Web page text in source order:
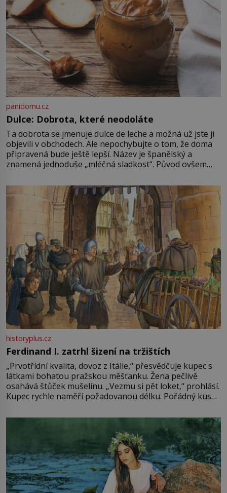
panidomu.cz
Dulce: Dobrota, které neodoláte
Ta dobrota se jmenuje dulce de leche a možná už jste ji
objevili v obchodech. Ale nepochybujte o tom, že doma
připravená bude ještě lepší. Název je španělský a
znamená jednoduše „mléčná sladkost“. Původ ovšem
pře hned několik latinskoamerických zemí a k tomu
Francie, kde se traduje,
historyplus.cz
Ferdinand I. zatrhl šizení na tržištích
„Prvotřídní kvalita, dovoz z Itálie,“ přesvědčuje kupec s
látkami bohatou pražskou měšťanku. Žena pečlivě
osahává štůček mušelínu. „Vezmu si pět loket,“ prohlásí.
Kupec rychle naměří požadovanou délku. Pořádný kus
milostpaní. Stačí jenom na sukni,“ zhodnotí švadlena
množství růžového mušelínu. „Ošidili vás, podívejte.“